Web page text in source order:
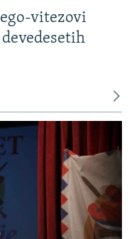
vitezovi